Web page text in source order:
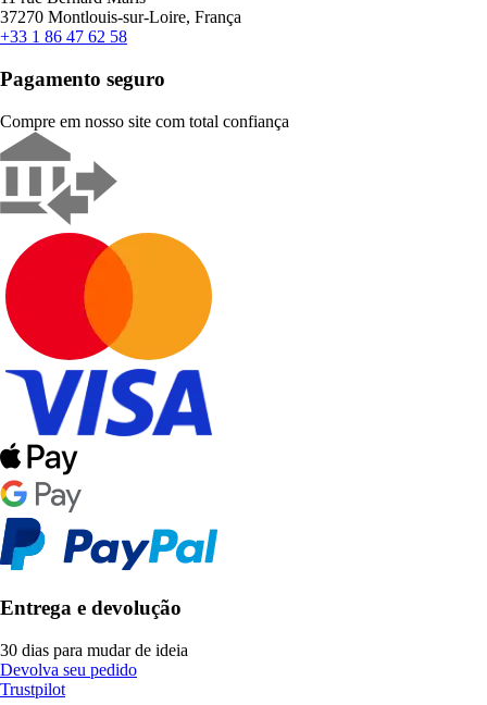
37270 Montlouis-sur-Loire, França
+33 1 86 47 62 58
Pagamento seguro
Compre em nosso site com total confiança
Entrega e devolução
30 dias para mudar de ideia
Devolva seu pedido
Trustpilot